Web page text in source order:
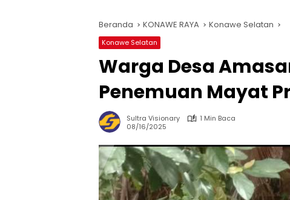
Beranda KONAWE RAYA Konawe Selatan
Konawe Selatan
Warga Desa
Penemuan Mayat
Sultra Visionary
1 Min Baca
08/16/2025